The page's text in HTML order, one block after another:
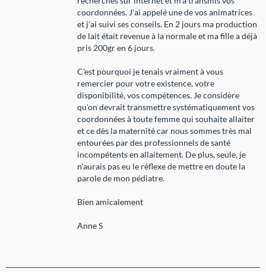
coordonnées. J'ai appelé une de vos animatrices
et j'ai suivi ses conseils. En 2 jours ma production
de lait était revenue à la normale et ma fille a déjà
pris 200gr en 6 jours.
C'est pourquoi je tenais vraiment à vous
remercier pour votre existence, votre
disponibilité, vos compétences. Je considère
qu'on devrait transmettre systématiquement vos
coordonnées à toute femme qui souhaite allaiter
et ce dès la maternité car nous sommes très mal
entourées par des professionnels de santé
incompétents en allaitement. De plus, seule, je
n'aurais pas eu le réflexe de mettre en doute la
parole de mon pédiatre.
Bien amicalement
Anne S